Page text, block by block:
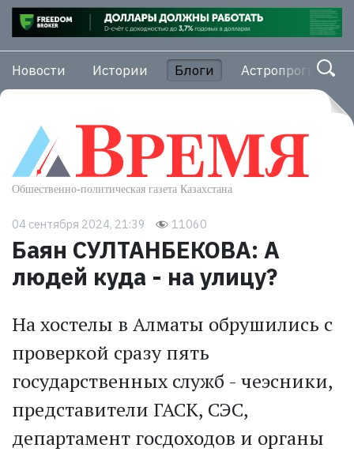
Новости Истории Блоги Астропрогноз
04 сентября 2024, 21:39 11060
Баян СУЛТАНБЕКОВА: А
людей куда - на улицу?
На хостелы в Алматы обрушились с
проверкой сразу пять
государственных служб - че­эсники,
представители ГАСК, СЭС,
департамент госдоходов и органы